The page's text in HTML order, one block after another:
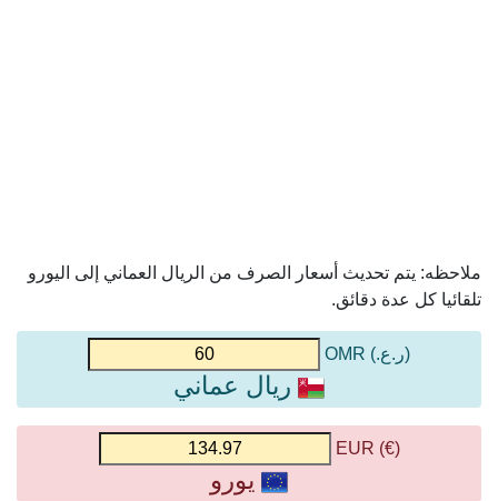
ملاحظه: يتم تحديث أسعار الصرف من الريال العماني إلى اليورو
تلقائيا كل عدة دقائق.
(ر.ع.) OMR
ريال عماني
(€) EUR
يورو